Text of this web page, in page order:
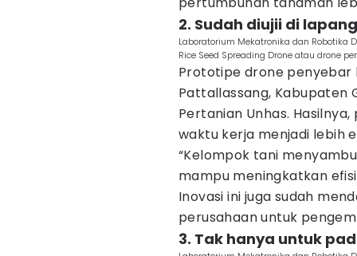
2. Sudah diujii di
Laboratorium Mekatronika dan Robotika
Rice Seed Spreading Drone atau drone
Prototipe drone penyebar
Pattallassang, Kabupaten
Pertanian Unhas.
waktu kerja menjadi lebih
“Kelompok tani
mampu meningkatkan
Inovasi ini juga sudah
perusahaan untuk
3. Tak hanya untuk